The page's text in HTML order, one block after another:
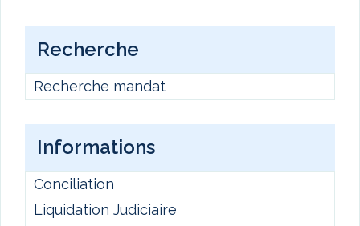
Recherche
Recherche mandat
Informations
Conciliation
Liquidation Judiciaire